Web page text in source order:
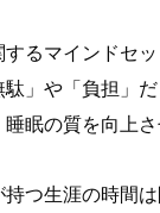
るマインドセ
」や「負担」だ
眠の質を向上
持つ生涯の時間